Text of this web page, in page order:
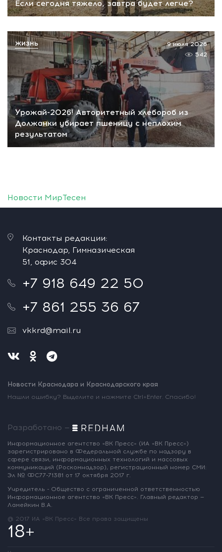
Если сегодня тяжело, завтра будет легче?
Урожай-2026! Авторитетный хлебороб из
Должанки убирает пшеницу с неплохим
результатом
9 июля 2026
542
ЖИЗНЬ
Новости МирТесен
Контакты редакции:
Краснодар, Гимназическая
51, офис 304
+7 918 649 22 50
+7 861 255 36 67
vkkrd@mail.ru
Новости Краснодара и Краснодарского края
Нашли ошибку? Выделите и нажмите Ctrl+Enter. Спасибо!
Разработано —
Информационное агентство «ВК Пресс» (ИА «ВК Пресс»)
зарегистрировано в Федеральной службе по надзору в
сфере связи, информационных технологий и массовых
коммуникаций (Роскомнадзор), регистрационный номер СМИ:
Эл № ФС77-71381 от 17 октября 2017 г.
Учредитель - Общество с ограниченной ответственностью
Информационное агентство «ВК Пресс». Главный редактор —
Ламейкин В.А.
@ 2017 ИА «ВК Пресс» Все права защищены
18+